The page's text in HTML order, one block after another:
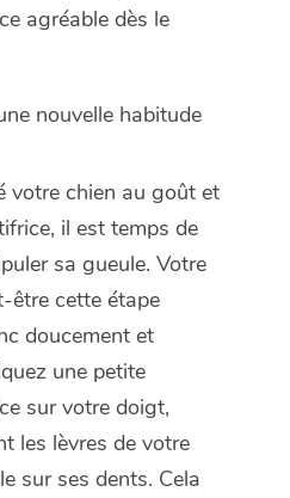
agréable dès le
nouvelle habitude
votre chien au goût et
il est temps de
sa gueule. Votre
être cette étape
doucement et
une petite
sur votre doigt,
les lèvres de votre
sur ses dents. Cela